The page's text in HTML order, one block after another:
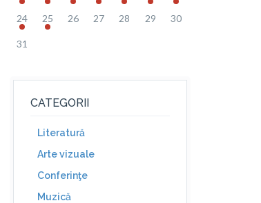
24 25 26 27 28 29 30
31
CATEGORII
Literatură
Arte vizuale
Conferinţe
Muzică